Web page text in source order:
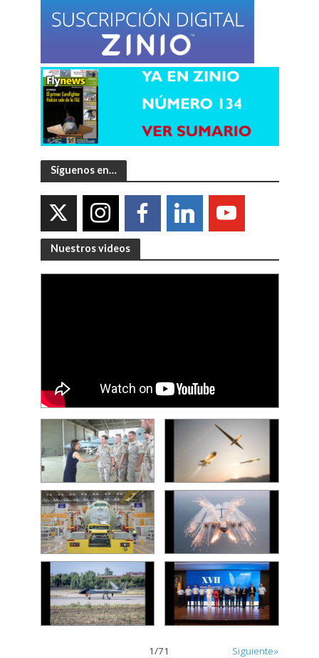
Síguenos en…
Nuestros videos
1/71
Siguiente»